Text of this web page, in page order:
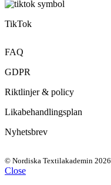
TikTok
FAQ
GDPR
Riktlinjer & policy
Likabehandlingsplan
Nyhetsbrev
© Nordiska Textilakademin 2026
Close